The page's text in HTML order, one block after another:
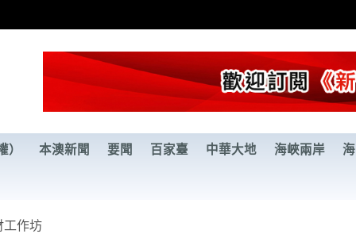
） 本澳新聞 要聞 百家臺 中華大地 海峽兩岸
工作坊